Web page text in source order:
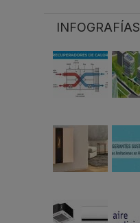
INFOGRAFÍAS